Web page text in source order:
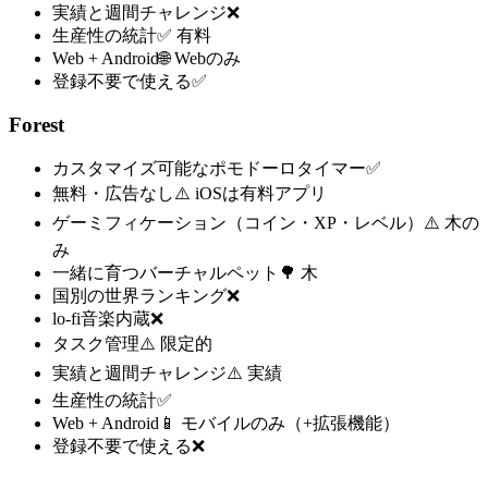
実績と週間チャレンジ❌
生産性の統計✅ 有料
Web + Android🌐 Webのみ
登録不要で使える✅
Forest
カスタマイズ可能なポモドーロタイマー✅
無料・広告なし⚠️ iOSは有料アプリ
ゲーミフィケーション（コイン・XP・レベル） ⚠️ 木の
み
一緒に育つバーチャルペット 🌳 木
国別の世界ランキング❌
lo-fi音楽内蔵❌
タスク管理⚠️ 限定的
実績と週間チャレンジ⚠️ 実績
生産性の統計✅
Web + Android 📱 モバイルのみ（+拡張機能）
登録不要で使える❌